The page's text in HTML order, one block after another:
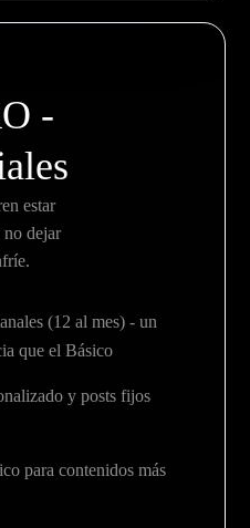
-
estar
no dejar
(12 al mes) - un
que el Básico
y posts fijos
para contenidos más